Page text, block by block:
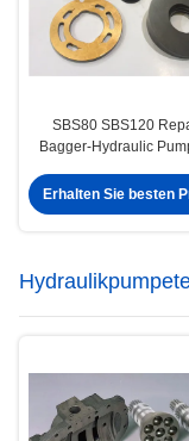
SBS80 SBS120
Bagger-Hydraulic
Erhalten Sie besten